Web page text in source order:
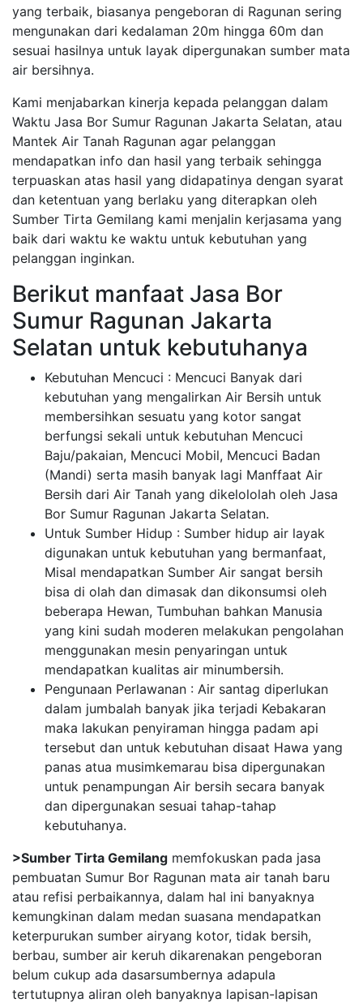
yang terbaik, biasanya pengeboran di Ragunan sering
mengunakan dari kedalaman 20m hingga 60m dan
sesuai hasilnya untuk layak dipergunakan sumber mata
air bersihnya.
Kami menjabarkan kinerja kepada pelanggan dalam
Waktu Jasa Bor Sumur Ragunan Jakarta Selatan, atau
Mantek Air Tanah Ragunan agar pelanggan
mendapatkan info dan hasil yang terbaik sehingga
terpuaskan atas hasil yang didapatinya dengan syarat
dan ketentuan yang berlaku yang diterapkan oleh
Sumber Tirta Gemilang kami menjalin kerjasama yang
baik dari waktu ke waktu untuk kebutuhan yang
pelanggan inginkan.
Berikut manfaat Jasa Bor
Sumur Ragunan Jakarta
Selatan untuk kebutuhanya
Kebutuhan Mencuci : Mencuci Banyak dari
kebutuhan yang mengalirkan Air Bersih untuk
membersihkan sesuatu yang kotor sangat
berfungsi sekali untuk kebutuhan Mencuci
Baju/pakaian, Mencuci Mobil, Mencuci Badan
(Mandi) serta masih banyak lagi Manffaat Air
Bersih dari Air Tanah yang dikelololah oleh Jasa
Bor Sumur Ragunan Jakarta Selatan.
Untuk Sumber Hidup : Sumber hidup air layak
digunakan untuk kebutuhan yang bermanfaat,
Misal mendapatkan Sumber Air sangat bersih
bisa di olah dan dimasak dan dikonsumsi oleh
beberapa Hewan, Tumbuhan bahkan Manusia
yang kini sudah moderen melakukan pengolahan
menggunakan mesin penyaringan untuk
mendapatkan kualitas air minumbersih.
Pengunaan Perlawanan : Air santag diperlukan
dalam jumbalah banyak jika terjadi Kebakaran
maka lakukan penyiraman hingga padam api
tersebut dan untuk kebutuhan disaat Hawa yang
panas atua musimkemarau bisa dipergunakan
untuk penampungan Air bersih secara banyak
dan dipergunakan sesuai tahap-tahap
kebutuhanya.
>Sumber Tirta Gemilang memfokuskan pada jasa
pembuatan Sumur Bor Ragunan mata air tanah baru
atau refisi perbaikannya, dalam hal ini banyaknya
kemungkinan dalam medan suasana mendapatkan
keterpurukan sumber airyang kotor, tidak bersih,
berbau, sumber air keruh dikarenakan pengeboran
belum cukup ada dasarsumbernya adapula
tertutupnya aliran oleh banyaknya lapisan-lapisan